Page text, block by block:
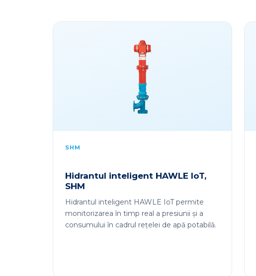
SHM
Hidrantul inteligent HAWLE IoT,
SHM
Hidrantul inteligent HAWLE IoT permite
monitorizarea în timp real a presiunii și a
consumului în cadrul rețelei de apă potabilă.